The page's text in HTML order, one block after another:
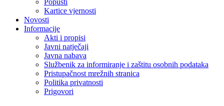
Popusti
Kartice vjernosti
Novosti
Informacije
Akti i propisi
Javni natječaji
Javna nabava
Službenik za informiranje i zaštitu osobnih podataka
Pristupačnost mrežnih stranica
Politika privatnosti
Prigovori